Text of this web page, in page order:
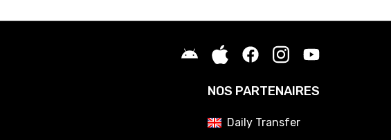
NOS PARTENAIRES
Daily Transfer